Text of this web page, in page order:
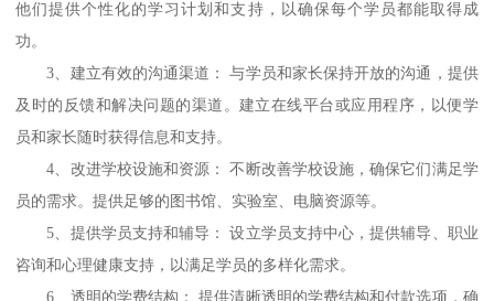
他们提供个性化的学习计划和支持，以确保每个学员都能取得成
功。
3、 建立有效的沟通渠道：
与学员和家长保持开放的沟通，提供
及时的反馈和解决问题的渠道。建立在线平台或应用程序，以便学
员和家长随时获得信息和支持。
4、 改进学校设施和资源：
不断改善学校设施，确保它们满足学
员的需求。提供足够的图书馆、实验室、电脑资源等。
5、 提供学员支持和辅导：
设立学员支持中心，提供辅导、职业
咨询和心理健康支持，以满足学员的多样化需求。
6、 透明的学费结构：
提供清晰透明的学费结构和付款选项，确